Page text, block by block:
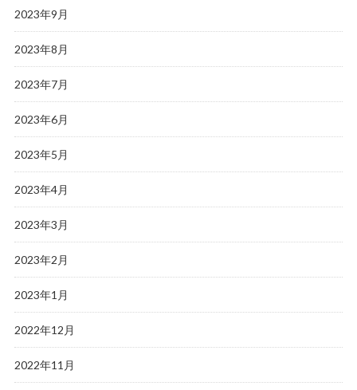
2023年9月
2023年8月
2023年7月
2023年6月
2023年5月
2023年4月
2023年3月
2023年2月
2023年1月
2022年12月
2022年11月